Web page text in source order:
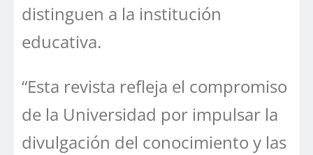
distinguen a la institución
educativa.
“Esta revista refleja el compromiso
de la Universidad por impulsar la
divulgación del conocimiento y las